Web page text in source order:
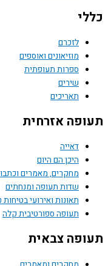
לזכרם
מוזיאונים ואוספים
ספרות תעופתית
שירים
תאריכים
אזרחית
דאייה
היכן הם היום
מחקרים, מאמרים וכתבות
שדות תעופה ומנחתים
תאונות ואירועי בטיחות טיסה
תעופה ספורטיבית קלה
צבאית